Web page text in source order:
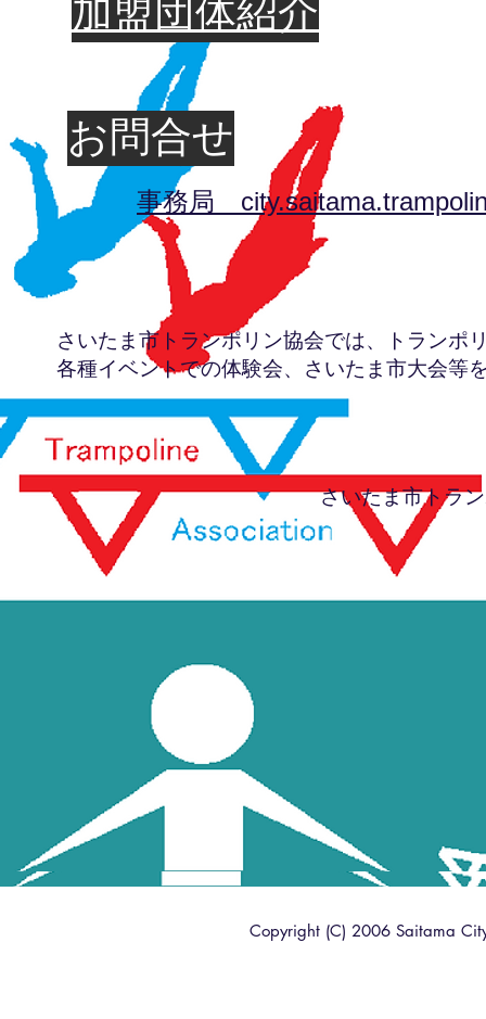
​加盟団体紹介
お問合せ
​事務局
さいたま市トランポリン協会では、トランポ
各種イベントでの体験会、さいたま市大会等
さいたま市トラ
Copyright (C) 2006 Saitama